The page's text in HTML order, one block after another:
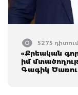
5275
«Քրեական
իմ
Գագիկ